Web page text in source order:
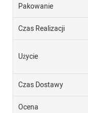
Pakowanie
Czas Realizacji
Użycie
Czas Dostawy
Ocena